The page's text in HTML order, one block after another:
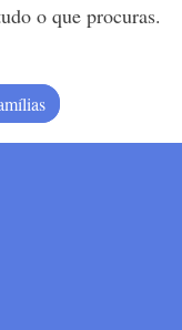
o que procuras.